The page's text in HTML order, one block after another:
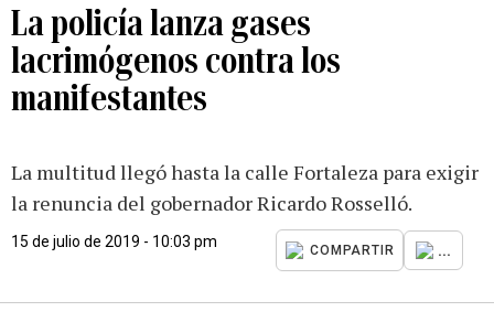
La policía lanza gases
lacrimógenos contra los
manifestantes
La multitud llegó hasta la calle Fortaleza para exigir
la renuncia del gobernador Ricardo Rosselló.
15 de julio de 2019 - 10:03 pm
COMPARTIR ...